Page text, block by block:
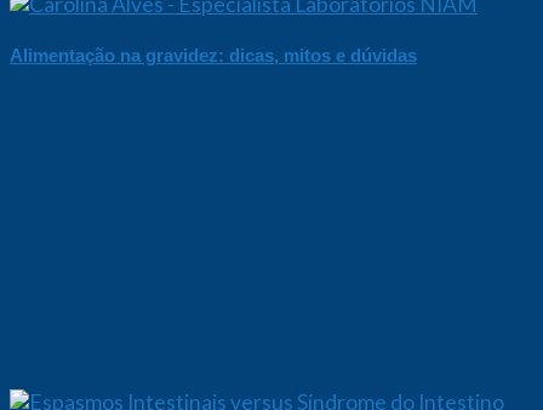
Alimentação na gravidez: dicas, mitos e dúvidas